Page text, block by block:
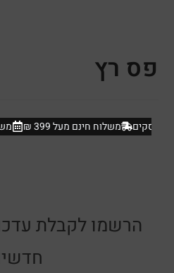
פס רץ
משלוח חינם מעל 399 ₪
הרשמו לקבלת